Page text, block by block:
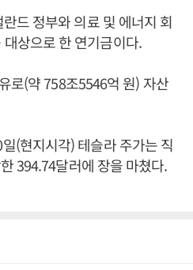
드 정부와 의료 및 에너지 회
상으로 한 연기금이다.
로(약 758조5546억 원) 자산
(현지시각) 테슬라 주가는 직
394.74달러에 장을 마쳤다.